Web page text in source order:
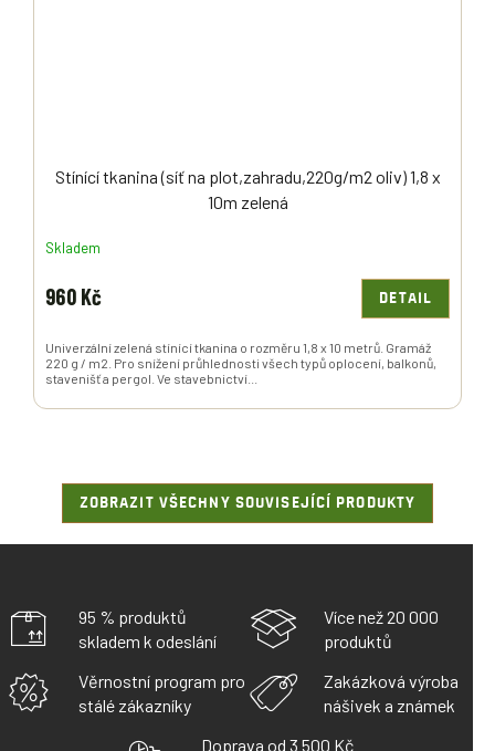
Stínící tkanina (síť na plot,zahradu,220g/m2 oliv) 1,8 x
10m zelená
Skladem
960 Kč DETAIL
Univerzální zelená stínící tkanina o rozměru 1,8 x 10 metrů. Gramáž
220 g / m2. Pro snížení průhlednosti všech typů oplocení, balkonů,
stavenišť a pergol. Ve stavebnictví...
ZOBRAZIT VŠECHNY SOUVISEJÍCÍ PRODUKTY
95 % produktů
skladem k odeslání
Více než 20 000
produktů
Věrnostní program pro
stálé zákazníky
Zakázková výroba
nášivek a známek
Doprava od 3 500 Kč